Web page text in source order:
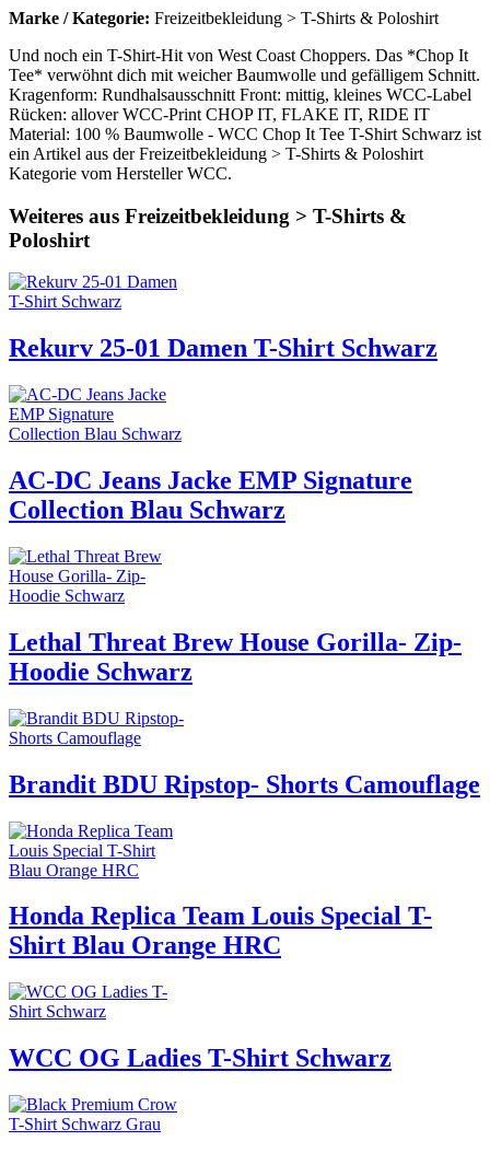
Marke / Kategorie: Freizeitbekleidung > T-Shirts & Poloshirt
Und noch ein T-Shirt-Hit von West Coast Choppers. Das *Chop It
Tee* verwöhnt dich mit weicher Baumwolle und gefälligem Schnitt.
Kragenform: Rundhalsausschnitt Front: mittig, kleines WCC-Label
Rücken: allover WCC-Print CHOP IT, FLAKE IT, RIDE IT
Material: 100 % Baumwolle - WCC Chop It Tee T-Shirt Schwarz ist
ein Artikel aus der Freizeitbekleidung > T-Shirts & Poloshirt
Kategorie vom Hersteller WCC.
Weiteres aus Freizeitbekleidung > T-Shirts &
Poloshirt
Rekurv 25-01 Damen T-Shirt Schwarz
AC-DC Jeans Jacke EMP Signature
Collection Blau Schwarz
Lethal Threat Brew House Gorilla- Zip-
Hoodie Schwarz
Brandit BDU Ripstop- Shorts Camouflage
Honda Replica Team Louis Special T-
Shirt Blau Orange HRC
WCC OG Ladies T-Shirt Schwarz